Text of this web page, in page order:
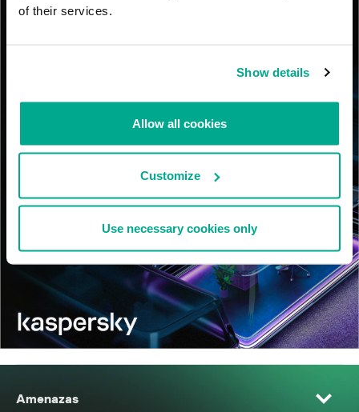
of their services.
Show details
Allow all cookies
Customize
Use necessary cookies only
Amenazas